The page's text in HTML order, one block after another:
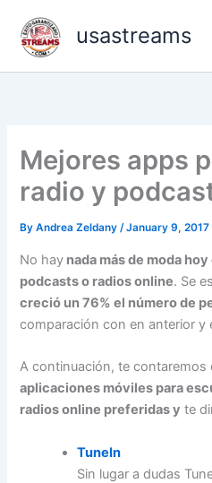
content
usastreams
Mejores apps
radio y
ByAndrea Zeldany/January 9, 2017
No hay nada más de moda
podcasts o radios online. Se
creció un 76% el número de
comparación con en anterior y
A continuación, te contaremos
aplicaciones móviles para
radios online preferidas y te
TuneIn
Sin lugar a dudas